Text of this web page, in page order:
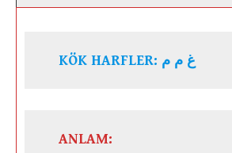
KÖK HARFLER: غ م م
ANLAM: